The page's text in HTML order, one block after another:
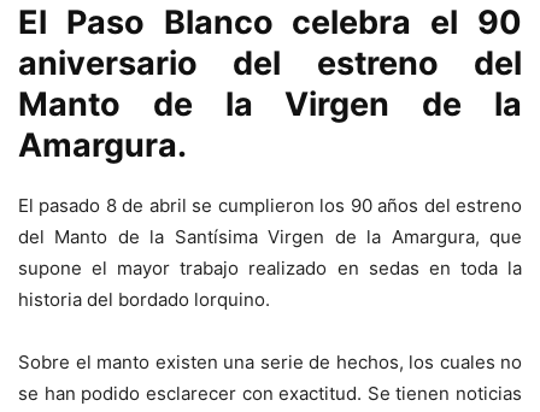
El Paso Blanco celebra el 90
aniversario del estreno del
Manto de la Virgen de la
Amargura.
El pasado 8 de abril se cumplieron los 90 años del estreno
del Manto de la Santísima Virgen de la Amargura, que
supone el mayor trabajo realizado en sedas en toda la
historia del bordado lorquino.
Sobre el manto existen una serie de hechos, los cuales no
se han podido esclarecer con exactitud. Se tienen noticias